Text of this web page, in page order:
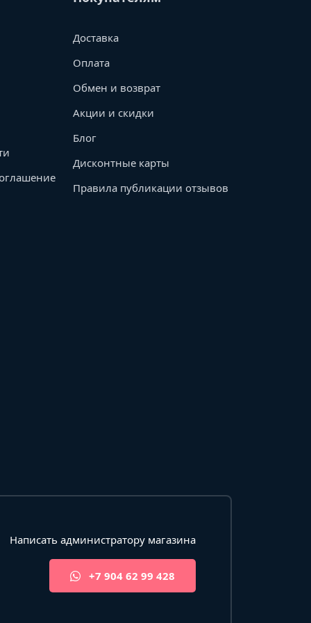
Доставка
Оплата
Обмен и возврат
Акции и скидки
Блог
Дисконтные карты
Правила публикации отзывов
Написать администратору магазина
+7 904 62 99 428